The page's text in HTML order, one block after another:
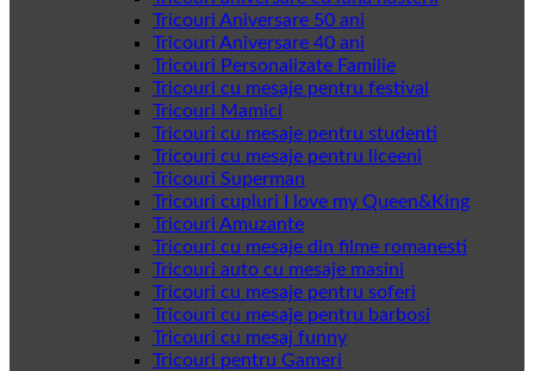
Tricouri Aniversare 50 ani
Tricouri Aniversare 40 ani
Tricouri Personalizate Familie
Tricouri cu mesaje pentru festival
Tricouri Mamici
Tricouri cu mesaje pentru studenti
Tricouri cu mesaje pentru liceeni
Tricouri Superman
Tricouri cupluri I love my Queen&King
Tricouri Amuzante
Tricouri cu mesaje din filme romanesti
Tricouri auto cu mesaje masini
Tricouri cu mesaje pentru soferi
Tricouri cu mesaje pentru barbosi
Tricouri cu mesaj funny
Tricouri pentru Gameri